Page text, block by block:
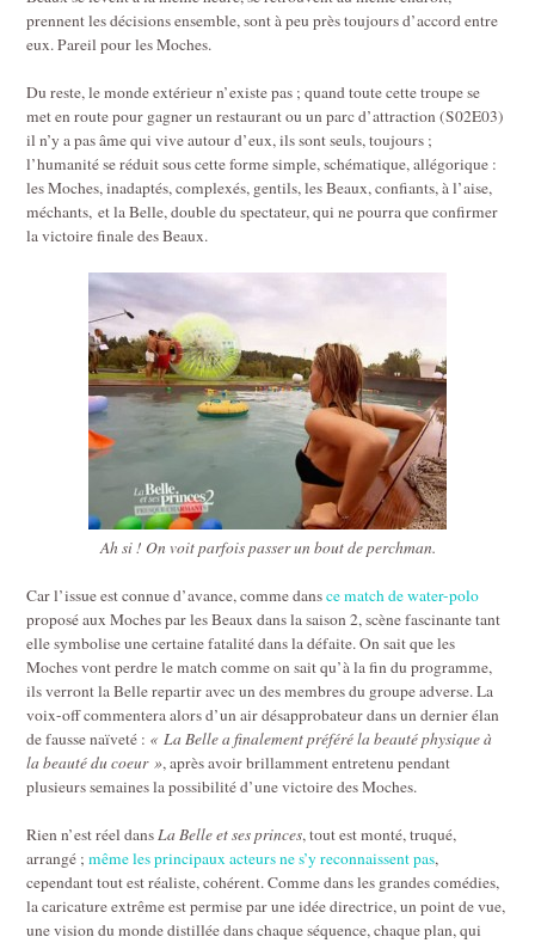
prennent les décisions ensemble, sont à peu près toujours d’accord entre
eux. Pareil pour les Moches.
Du reste, le monde extérieur n’existe pas ; quand toute cette troupe se
met en route pour gagner un restaurant ou un parc d’attraction (S02E03)
il n’y a pas âme qui vive autour d’eux, ils sont seuls, toujours ;
l’humanité se réduit sous cette forme simple, schématique, allégorique :
les Moches, inadaptés, complexés, gentils, les Beaux, confiants, à l’aise,
méchants, et la Belle, double du spectateur, qui ne pourra que confirmer
la victoire finale des Beaux.
Ah si ! On voit parfois passer un bout de perchman.
Car l’issue est connue d’avance, comme dansce match de water-polo
proposé aux Moches par les Beaux dans la saison 2, scène fascinante tant
elle symbolise une certaine fatalité dans la défaite. On sait que les
Moches vont perdre le match comme on sait qu’à la fin du programme,
ils verront la Belle repartir avec un des membres du groupe adverse. La
voix-off commentera alors d’un air désapprobateur dans un dernier élan
de fausse naïveté : « La Belle a finalement préféré la beauté physique à
la beauté du coeur », après avoir brillamment entretenu pendant
plusieurs semaines la possibilité d’une victoire des Moches.
Rien n’est réel dansLa Belle et ses princes, tout est monté, truqué,
arrangé ;même les principaux acteurs ne s’y reconnaissent pas,
cependant tout est réaliste, cohérent. Comme dans les grandes comédies,
la caricature extrême est permise par une idée directrice, un point de vue,
une vision du monde distillée dans chaque séquence, chaque plan, qui